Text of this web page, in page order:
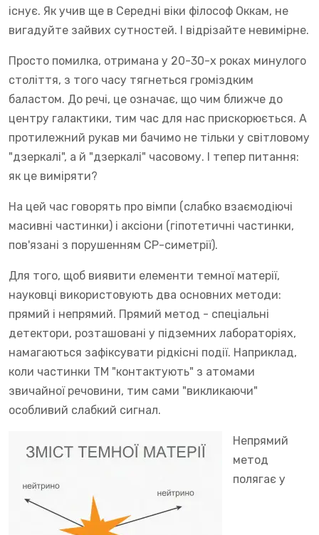
існує. Як учив ще в Середні віки філософ Оккам, не
вигадуйте зайвих сутностей. І відрізайте невимірне.
Просто помилка, отримана у 20-30-х роках минулого
століття, з того часу тягнеться громіздким
баластом. До речі, це означає, що чим ближче до
центру галактики, тим час для нас прискорюється. А
протилежний рукав ми бачимо не тільки у світловому
"дзеркалі", а й "дзеркалі" часовому. І тепер питання:
як це виміряти?
На цей час говорять про вімпи (слабко взаємодіючі
масивні частинки) і аксіони (гіпотетичні частинки,
пов'язані з порушенням CP-симетрії).
Для того, щоб виявити елементи темної матерії,
науковці використовують два основних методи:
прямий і непрямий. Прямий метод - спеціальні
детектори, розташовані у підземних лабораторіях,
намагаються зафіксувати рідкісні події. Наприклад,
коли частинки ТМ "контактують" з атомами
звичайної речовини, тим сами "викликаючи"
особливий слабкий сигнал.
Непрямий
метод
полягає у